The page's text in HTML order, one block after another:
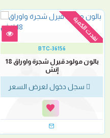
نفدت الكمية
BTC-36156
بالون مولود قيرل شجرة واوراق 18
إنش
سجل دخول لعرض السعر